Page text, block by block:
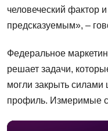
человеческий фактор
предсказуемым», –
Федеральное
решает задачи,
могли закрыть силами
профиль. Измеримые